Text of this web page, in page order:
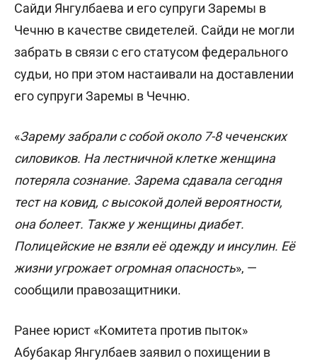
Сайди Янгулбаева и его супруги Заремы в
Чечню в качестве свидетелей. Сайди не могли
забрать в связи с его статусом федерального
судьи, но при этом настаивали на доставлении
его супруги Заремы в Чечню.
«Зарему забрали с собой около 7-8 чеченских
силовиков. На лестничной клетке женщина
потеряла сознание. Зарема сдавала сегодня
тест на ковид, с высокой долей вероятности,
она болеет. Также у женщины диабет.
Полицейские не взяли её одежду и инсулин. Её
жизни угрожает огромная опасность», —
сообщили правозащитники.
Ранее юрист «Комитета против пыток»
Абубакар Янгулбаев заявил о похищении в